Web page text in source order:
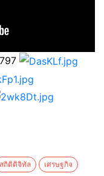
สถิติดิจิทัล เศรษฐกิจ